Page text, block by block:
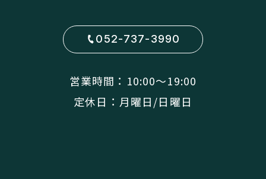
052-737-3990
営業時間：10:00〜19:00
定休日：月曜日/日曜日